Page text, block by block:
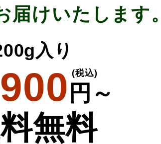
届けいたします。
入り
円～
(税込)
無料